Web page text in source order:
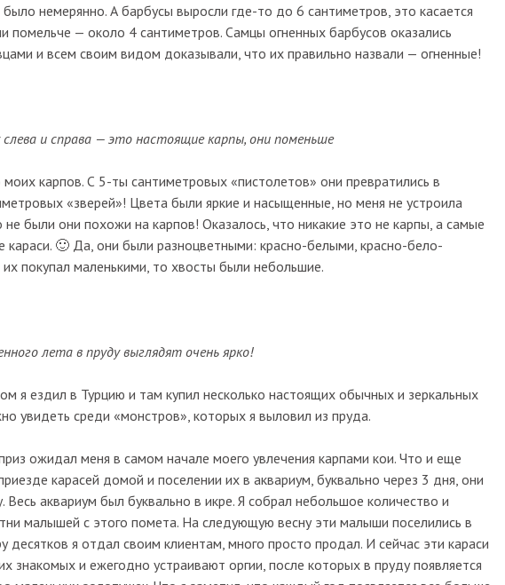
немерянно. А барбусы выросли где-то до 6 сантиметров, это касается
помельче — около 4 сантиметров. Самцы огненных барбусов оказались
и всем своим видом доказывали, что их правильно назвали — огненные!
слева и справа — это настоящие карпы, они поменьше
карпов. С 5-ты сантиметровых «пистолетов» они превратились в
«зверей»! Цвета были яркие и насыщенные, но меня не устроила
были они похожи на карпов! Оказалось, что никакие это не карпы, а самые
караси. 🙂 Да, они были разноцветными: красно-белыми, красно-бело-
покупал маленькими, то хвосты были небольшие.
лета в пруду выглядят очень ярко!
я ездил в Турцию и там купил несколько настоящих обычных и зеркальных
увидеть среди «монстров», которых я выловил из пруда.
ожидал меня в самом начале моего увлечения карпами кои. Что и еще
карасей домой и поселении их в аквариум, буквально через 3 дня, они
Весь аквариум был буквально в икре. Я собрал небольшое количество и
малышей с этого помета. На следующую весну эти малыши поселились в
десятков я отдал своим клиентам, много просто продал. И сейчас эти караси
знакомых и ежегодно устраивают оргии, после которых в пруду появляется